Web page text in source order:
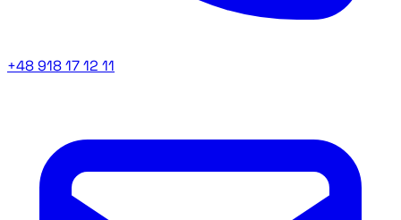
+48 918 17 12 11